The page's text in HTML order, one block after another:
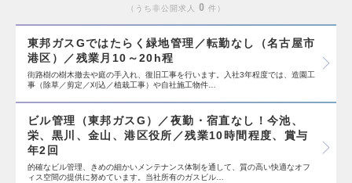
うち非公開求人 0 件
東邦ガスGではたらく緑地管理／転勤なし（名古屋市
港区）／残業月10～20h程
街路樹の樹木撤去や庭の手入れ、復旧工事を行います。入社3年程度では、造園工
事（除草／剪定／刈込／植栽工事）や自社施工物件…
ビル管理（東邦ガスG）／夜勤・宿直なし！今池、
栄、黒川、金山、港区役所／残業10時間程度、賞与
年2回
的確なビル管理、きめの細かいメンテナンス体制を通して、質の高い快適なオフ
ィス空間の提供に努めています。当社所有のガスビル…